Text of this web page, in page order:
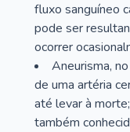
fluxo sanguíneo
pode ser
ocorrer
Aneurisma,
de uma artéria
até levar à
também